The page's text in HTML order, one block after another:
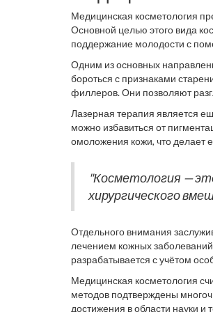
Медицинская косметология
Основной целью этого вида
поддержание молодости с
Одним из основных
бороться с признаками
филлеров. Они позволяют
доступными и безопасными
Лазерная терапия является
можно избавиться от
омоложения кожи, что делает
"Косметология —
хирургического
Отдельного внимания
лечением кожных
разрабатывается с учётом
Медицинская косметология
методов подтверждены
достижения в области науки